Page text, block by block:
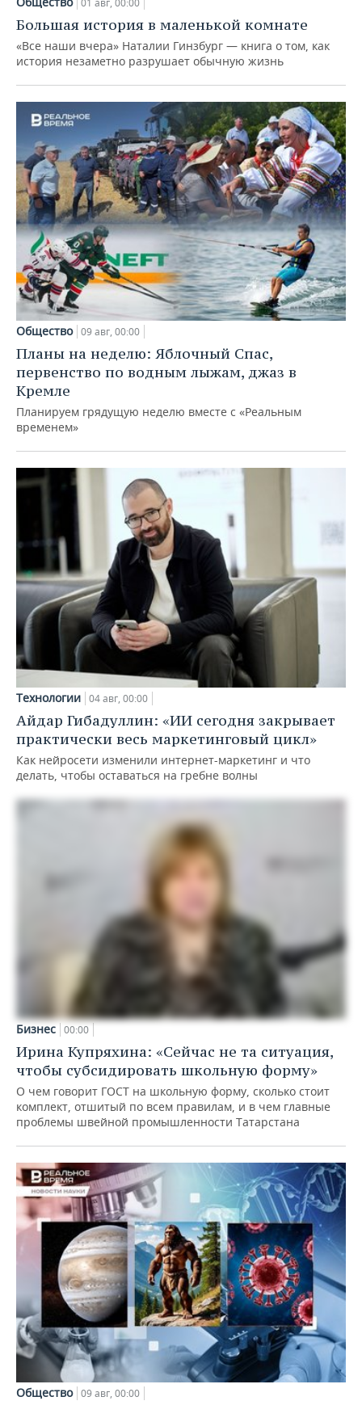
Большая история в маленькой комнате
«Все наши вчера» Наталии Гинзбург — книга о том, как
история незаметно разрушает обычную жизнь
Общество 09 авг, 00:00
Планы на неделю: Яблочный Спас,
первенство по водным лыжам, джаз в
Кремле
Планируем грядущую неделю вместе с «Реальным
временем»
Технологии 04 авг, 00:00
Айдар Гибадуллин: «ИИ сегодня закрывает
практически весь маркетинговый цикл»
Как нейросети изменили интернет-маркетинг и что
делать, чтобы оставаться на гребне волны
Бизнес 00:00
Ирина Купряхина: «Сейчас не та ситуация,
чтобы субсидировать школьную форму»
О чем говорит ГОСТ на школьную форму, сколько стоит
комплект, отшитый по всем правилам, и в чем главные
проблемы швейной промышленности Татарстана
Общество 09 авг, 00:00